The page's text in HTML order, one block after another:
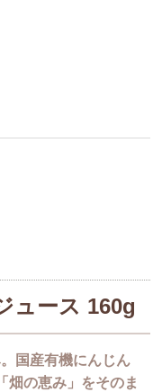
ュース 160g
国産有機にんじん
畑の恵み」をそのま